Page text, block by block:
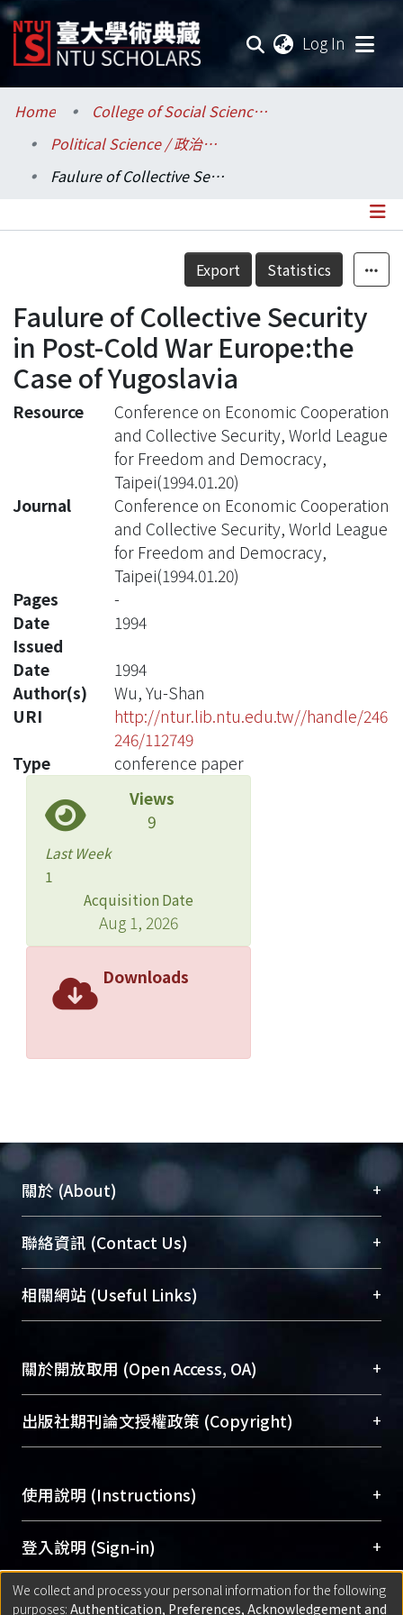
Log In
Communities & Collections
Research Outputs
Statistics
Home
College of Social Sciences / 社會科學院
Political Science / 政治學系
Faulure of Collective Security in Post-Cold War Europe:the Case of Yugoslavia
Details
Export Statistics
Faulure of Collective Security
in Post-Cold War Europe:the
Case of Yugoslavia
Resource
Conference on Economic Cooperation
and Collective Security, World League
for Freedom and Democracy,
Taipei(1994.01.20)
Journal
Conference on Economic Cooperation
and Collective Security, World League
for Freedom and Democracy,
Taipei(1994.01.20)
Pages
-
Date
Issued
1994
Date
1994
Author(s)
Wu, Yu-Shan
URI
http://ntur.lib.ntu.edu.tw//handle/246
246/112749
Type
conference paper
Views
9
Last Week
1
Acquisition Date
Aug 1, 2026
Downloads
關於 (About) +
臺大位居世界頂尖大學之列，為永久珍藏及向國際
展現本校豐碩的研究成果及學術能量，圖書館整合
機構典藏（NTUR）與學術庫（AH）不同功能平
台，成為臺大學術典藏NTU scholars。期能整合研
成果。
To permanently archive and promote researcher
profiles and scholarly works, Library integrates the
services of “NTU Repository” with “Academic
聯絡資訊 (Contact Us) +
總館學科館員(Main Library)
醫學圖書館學科館員(Medical Library)
Sciences Library)
相關網站 (Useful Links) +
關於開放取用 (Open Access, OA) +
開放取用是從使用者角度提升資訊取用性的社會運
動，應用在學術研究上是透過將研究著作公開供使
用逐年攀升。同時可加速研究發展、提升研究影響
Archive）平台。 （點選深入了解OA）
出版社期刊論文授權政策 (Copyright) +
含部分內容的版權非匯入者所有，或由第三方贊
助與合作完成，請確認該版權所有者及第三方同
意提供此授權。
Please represent that the submission is your
original work, and that you have the right to
使用說明 (Instructions) +
網站簡介(Quickstart Guide)
使用手冊(Instruction Manual)
線上預約服務(Booking Service)
登入說明 (Sign-in) +
方案一：臺灣大學計算機中心帳號登入
匯入著作 (Submission) +
We collect and process your personal information for the following
purposes: Authentication, Preferences, Acknowledgement and